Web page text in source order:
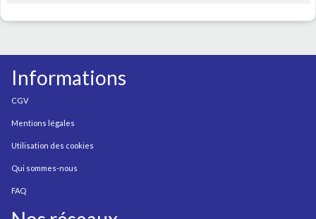
Informations
CGV
Mentions légales
Utilisation des cookies
Qui sommes-nous
FAQ